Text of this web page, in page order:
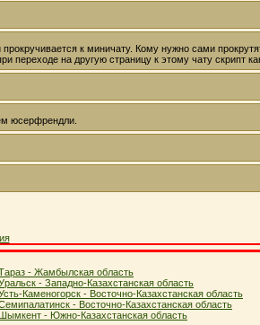
- Жамбылская область
- Западно-Казахстанская область
Каменогорск - Восточно-Казахстанская область
- Восточно-Казахстанская область
Шымкент - Южно-Казахстанская область